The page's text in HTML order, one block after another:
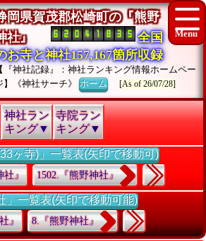
岡県賀茂郡松崎町の『熊野
社』
全国
お寺と神社157,167箇所収録
【『神社記録』：神社ランキング情報ホームペー
】《神社サーチ》ホーム [As of 26/07/28]
神社ラン
キング▼
寺院ラン
キング▼
ヶ寺)」一覧表(矢印で移動可)
社』 1502.『熊野神社』
」一覧表(矢印で移動可能)
』 8.『熊野神社』